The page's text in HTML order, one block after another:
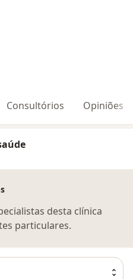
Consultórios Opiniões
desta clínica
particulares.